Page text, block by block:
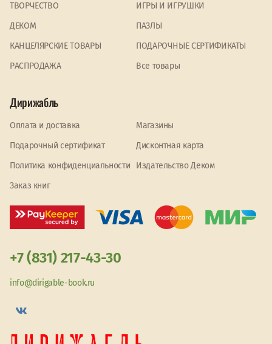
ТВОРЧЕСТВО
ИГРЫ И ИГРУШКИ
ДЕКОМ
ПАЗЛЫ
КАНЦЕЛЯРСКИЕ ТОВАРЫ
ПОДАРОЧНЫЕ СЕРТИФИКАТЫ
PАСПРОДАЖА
Все товары
Дирижабль
Оплата и доставка
Магазины
Подарочный сертификат
Дисконтная карта
Политика конфиденциальности
Издательство Деком
Заказ книг
+7 (831) 217-43-30
info@dirigable-book.ru